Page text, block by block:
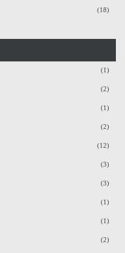
(18)
(1)
(2)
(1)
(2)
(12)
(3)
(3)
(1)
(1)
(2)